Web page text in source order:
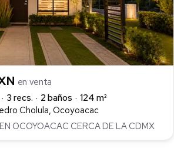
en venta
3 recs. 2 baños
124 m²
Cholula, Ocoyoacac
OCOYOACAC CERCA DE LA CDMX